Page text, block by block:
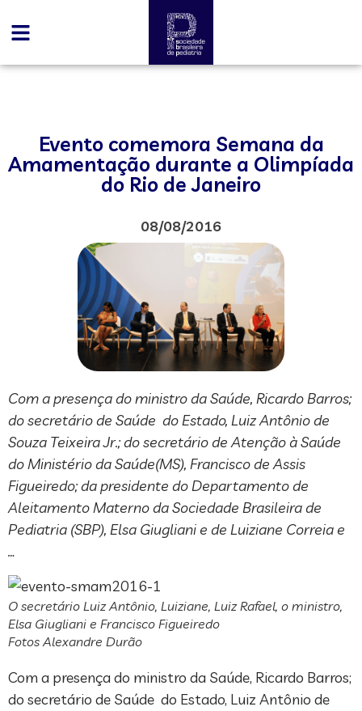
Evento comemora Semana da
Amamentação durante a Olimpíada
do Rio de Janeiro
08/08/2016
Com a presença do ministro da Saúde, Ricardo Barros;
do secretário de Saúde do Estado, Luiz Antônio de
Souza Teixeira Jr.; do secretário de Atenção à Saúde
do Ministério da Saúde(MS), Francisco de Assis
Figueiredo; da presidente do Departamento de
Aleitamento Materno da Sociedade Brasileira de
Pediatria (SBP), Elsa Giugliani e de Luiziane Correia e
…
O secretário Luiz Antônio, Luiziane, Luiz Rafael, o ministro,
Elsa Giugliani e Francisco Figueiredo
Fotos Alexandre Durão
Com a presença do ministro da Saúde, Ricardo Barros;
do secretário de Saúde do Estado, Luiz Antônio de